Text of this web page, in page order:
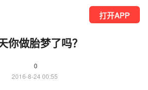
打开APP
你做胎梦了吗？
0
2016-8-24 00:55